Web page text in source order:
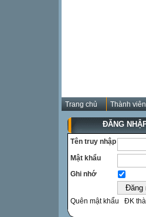
Trang chủ Thành viên
ĐĂNG
Tên truy nhập
Mật khẩu
Ghi nhớ
Quên mật khẩu ĐK